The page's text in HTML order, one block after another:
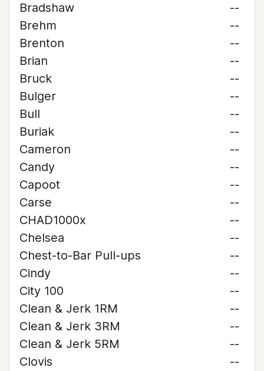
Bradshaw
--
Brehm
--
Brenton
--
Brian
--
Bruck
--
Bulger
--
Bull
--
Buriak
--
Cameron
--
Candy
--
Capoot
--
Carse
--
CHAD1000x
--
Chelsea
--
Chest-to-Bar Pull-ups
--
Cindy
--
City 100
--
Clean & Jerk 1RM
--
Clean & Jerk 3RM
--
Clean & Jerk 5RM
--
Clovis
--